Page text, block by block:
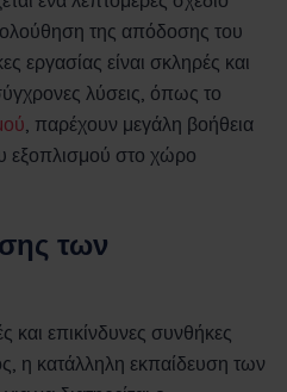
της απόδοσης του
εργασίας είναι σκληρές και
λύσεις, όπως το
, παρέχουν μεγάλη βοήθεια
εξοπλισμού στο χώρο
των
επικίνδυνες συνθήκες
η κατάλληλη εκπαίδευση των